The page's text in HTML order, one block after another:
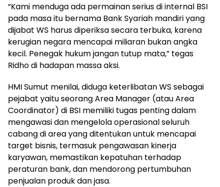
“Kami menduga ada permainan serius di internal BSI
pada masa itu bernama Bank Syariah mandiri yang
dijabat WS harus diperiksa secara terbuka, karena
kerugian negara mencapai miliaran bukan angka
kecil. Penegak hukum jangan tutup mata,” tegas
Ridho di hadapan massa aksi.
HMI Sumut menilai, diduga keterlibatan WS sebagai
pejabat yaitu seorang Area Manager (atau Area
Coordinator) di BSI memiliki tugas penting dalam
mengawasi dan mengelola operasional seluruh
cabang di area yang ditentukan untuk mencapai
target bisnis, termasuk pengawasan kinerja
karyawan, memastikan kepatuhan terhadap
peraturan bank, dan mendorong pertumbuhan
penjualan produk dan jasa.